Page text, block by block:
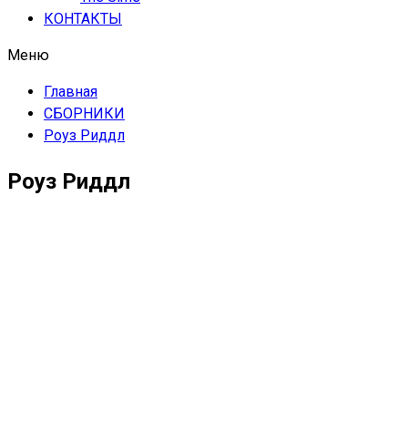
КОНТАКТЫ
Меню
Главная
СБОРНИКИ
Роуз Риддл
Роуз Риддл